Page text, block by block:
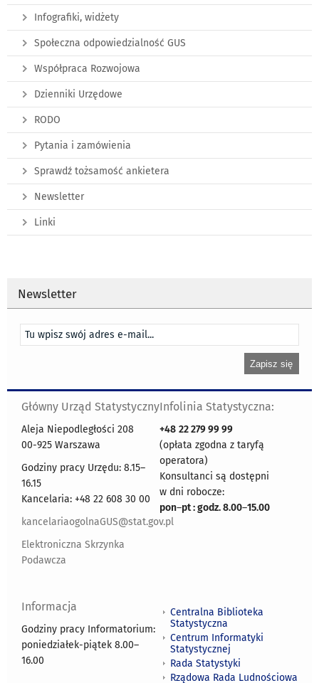
Infografiki, widżety
Społeczna odpowiedzialność GUS
Współpraca Rozwojowa
Dzienniki Urzędowe
RODO
Pytania i zamówienia
Sprawdź tożsamość ankietera
Newsletter
Linki
Newsletter
Główny Urząd Statystyczny
Aleja Niepodległości 208
00-925 Warszawa
Godziny pracy Urzędu: 8.15–
16.15
Kancelaria: +48 22 608 30 00
kancelariaogolnaGUS@stat.gov.pl
Elektroniczna Skrzynka
Podawcza
Infolinia Statystyczna:
+48 22 279 99 99
(opłata zgodna z taryfą
operatora)
Konsultanci są dostępni
w dni robocze:
pon–pt : godz. 8.00–15.00
Informacja
Godziny pracy Informatorium:
poniedziałek-piątek 8.00–
16.00
Centralna Biblioteka
Statystyczna
Centrum Informatyki
Statystycznej
Rada Statystyki
Rządowa Rada Ludnościowa